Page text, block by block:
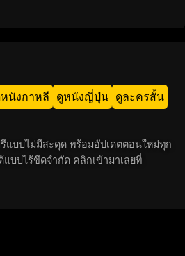
นังกาหลี ดูหนังญี่ปุ่น ดูละครสั้น
แบบไม่มีสะดุด พร้อมอัปเดตตอนใหม่ทุก
บบไร้ขีดจำกัด คลิกเข้ามาเลยที่